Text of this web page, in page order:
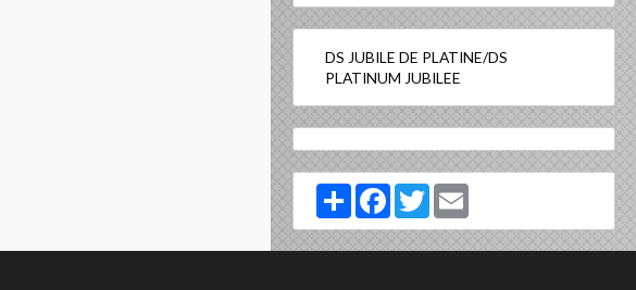
DS JUBILE DE PLATINE/DS
PLATINUM JUBILEE
PartagerFacebookTwitter